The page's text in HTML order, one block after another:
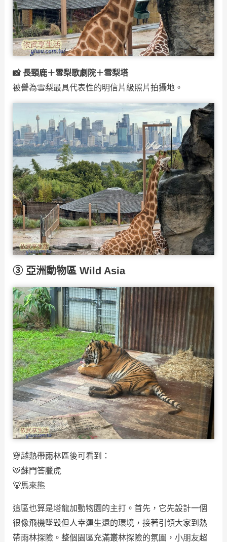
📸 長頸鹿＋雪梨歌劇院＋雪梨塔
被譽為雪梨最具代表性的明信片級照片拍攝地。
③ 亞洲動物區 Wild Asia
穿越熱帶雨林區後可看到：
🐯蘇門答臘虎
🐻馬來熊
這區也算是塔龍加動物園的主打。首先，它先設計一個
很像飛機墜毀但人幸運生還的環境，接著引領大家到熱
帶雨林探險。整個園區充滿叢林探險的氛圍，小朋友超